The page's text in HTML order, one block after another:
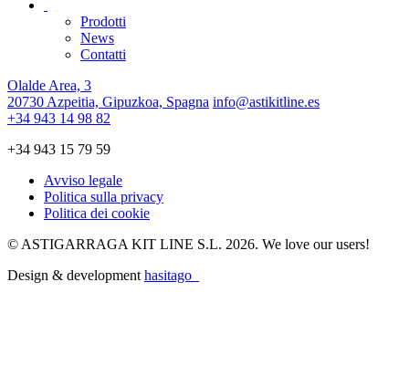
Prodotti
News
Contatti
Olalde Area, 3
20730 Azpeitia, Gipuzkoa, Spagna info@astikitline.es
+34 943 14 98 82
+34 943 15 79 59
Avviso legale
Politica sulla privacy
Politica dei cookie
© ASTIGARRAGA KIT LINE S.L. 2026. We love our users!
Design & development hasitago_